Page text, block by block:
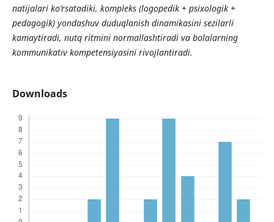
natijalari ko‘rsatadiki, kompleks (logopedik + psixologik +
pedagogik) yondashuv duduqlanish dinamikasini sezilarli
kamaytiradi, nutq ritmini normallashtiradi va bolalarning
kommunikativ kompetensiyasini rivojlantiradi.
Downloads